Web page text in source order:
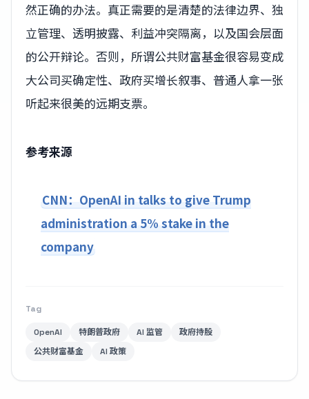
然正确的办法。真正需要的是清楚的法律边界、独
立管理、透明披露、利益冲突隔离，以及国会层面
的公开辩论。否则，所谓公共财富基金很容易变成
大公司买确定性、政府买增长叙事、普通人拿一张
听起来很美的远期支票。
参考来源
CNN：OpenAI in talks to give Trump
administration a 5% stake in the
company
Tag
OpenAI 特朗普政府 AI 监管
政府持股
公共财富基金
AI 政策